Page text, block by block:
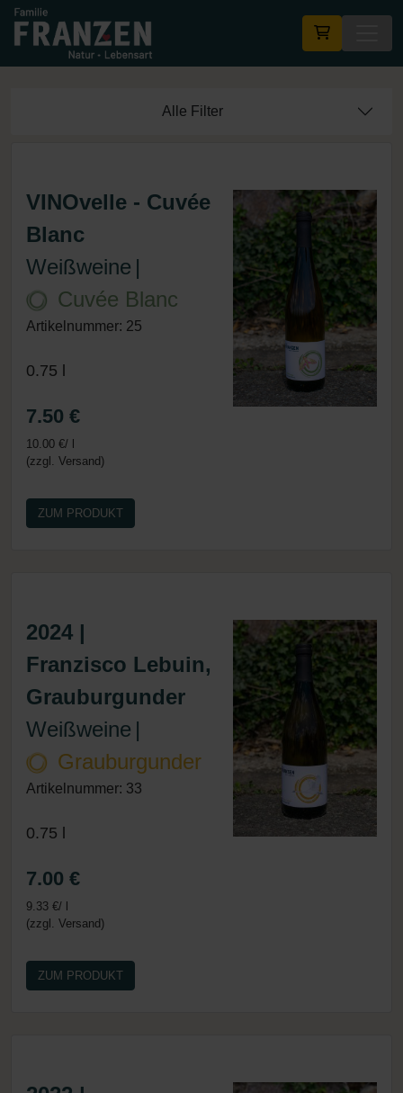
Alle Filter
VINOvelle - Cuvée
Blanc
Weißweine |
Cuvée Blanc
Artikelnummer: 25
0.75 l
7.50 €
10.00 €/ l
(zzgl. Versand)
ZUM PRODUKT
2024 |
Franzisco Lebuin,
Grauburgunder
Weißweine |
Grauburgunder
Artikelnummer: 33
0.75 l
7.00 €
9.33 €/ l
(zzgl. Versand)
ZUM PRODUKT